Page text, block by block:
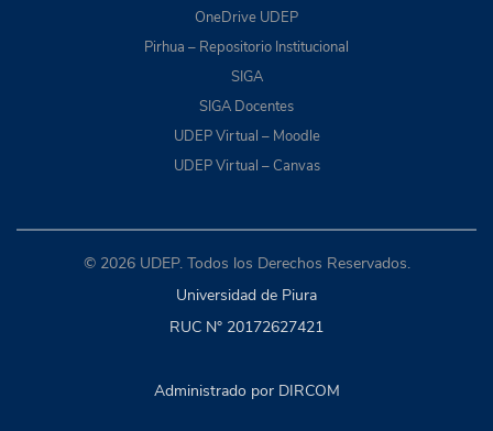
OneDrive UDEP
Pirhua – Repositorio Institucional
SIGA
SIGA Docentes
UDEP Virtual – Moodle
UDEP Virtual – Canvas
© 2026 UDEP. Todos los Derechos Reservados.
Universidad de Piura
RUC N° 20172627421
Administrado por DIRCOM